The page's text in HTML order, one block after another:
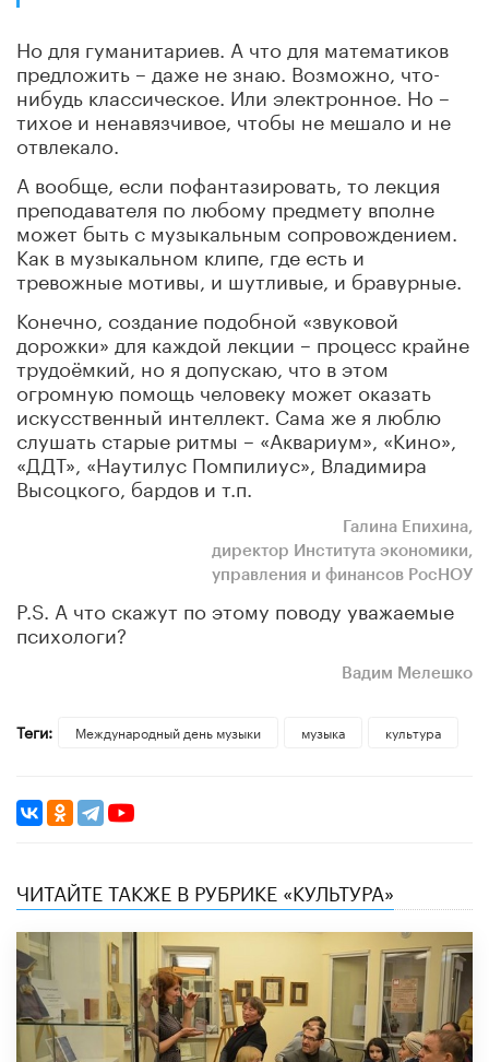
Но для гуманитариев. А что для математиков
предложить – даже не знаю. Возможно, что-
нибудь классическое. Или электронное. Но –
тихое и ненавязчивое, чтобы не мешало и не
отвлекало.
А вообще, если пофантазировать, то лекция
преподавателя по любому предмету вполне
может быть с музыкальным сопровождением.
Как в музыкальном клипе, где есть и
тревожные мотивы, и шутливые, и бравурные.
Конечно, создание подобной «звуковой
дорожки» для каждой лекции – процесс крайне
трудоёмкий, но я допускаю, что в этом
огромную помощь человеку может оказать
искусственный интеллект. Сама же я люблю
слушать старые ритмы – «Аквариум», «Кино»,
«ДДТ», «Наутилус Помпилиус», Владимира
Высоцкого, бардов и т.п.
Галина Епихина,
директор Института экономики,
управления и финансов РосНОУ
P.S. А что скажут по этому поводу уважаемые
психологи?
Вадим Мелешко
Теги: Международный день музыки музыка культура
ЧИТАЙТЕ ТАКЖЕ В РУБРИКЕ «КУЛЬТУРА»